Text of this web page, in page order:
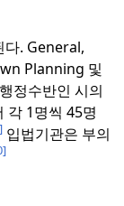
다. General,
Planning 및
정수반인 시의
각 1명씩 45명
입법기관은 부의